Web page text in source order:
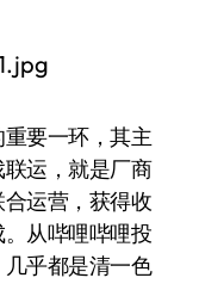
要一环，其主
运，就是厂商
运营，获得收
从哔哩哔哩投
乎都是清一色